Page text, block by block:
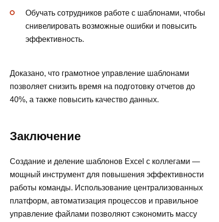
Обучать сотрудников работе с шаблонами, чтобы
снивелировать возможные ошибки и повысить
эффективность.
Доказано, что грамотное управление шаблонами
позволяет снизить время на подготовку отчетов до
40%, а также повысить качество данных.
Заключение
Создание и деление шаблонов Excel с коллегами —
мощный инструмент для повышения эффективности
работы команды. Использование централизованных
платформ, автоматизация процессов и правильное
управление файлами позволяют сэкономить массу